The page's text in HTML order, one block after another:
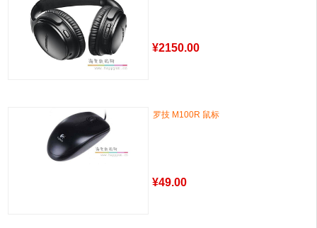
¥2150.00
罗技 M100R 鼠标
¥49.00